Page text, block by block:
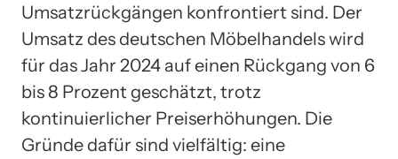
Umsatzrückgängen konfrontiert sind. Der
Umsatz des deutschen Möbelhandels wird
für das Jahr 2024 auf einen Rückgang von 6
bis 8 Prozent geschätzt, trotz
kontinuierlicher Preiserhöhungen. Die
Gründe dafür sind vielfältig: eine